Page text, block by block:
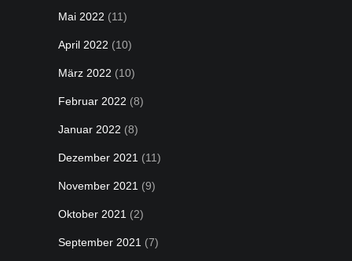
Mai 2022 (11)
April 2022 (10)
März 2022 (10)
Februar 2022 (8)
Januar 2022 (8)
Dezember 2021 (11)
November 2021 (9)
Oktober 2021 (2)
September 2021 (7)